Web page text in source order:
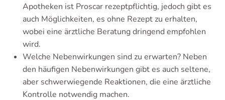
Apotheken ist Proscar rezeptpflichtig, jedoch gibt es
auch Möglichkeiten, es ohne Rezept zu erhalten,
wobei eine ärztliche Beratung dringend empfohlen
wird.
Welche Nebenwirkungen sind zu erwarten? Neben
den häufigen Nebenwirkungen gibt es auch seltene,
aber schwerwiegende Reaktionen, die eine ärztliche
Kontrolle notwendig machen.